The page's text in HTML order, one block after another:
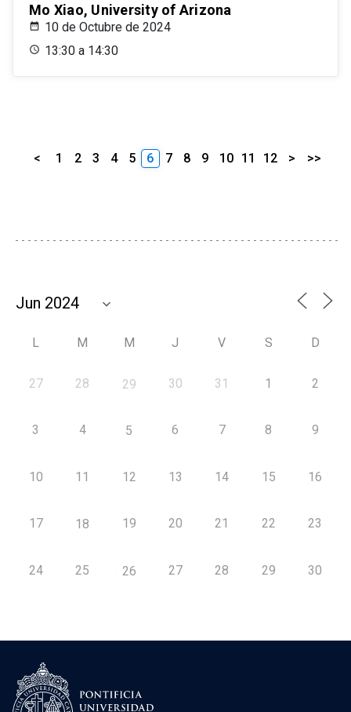
Mo Xiao, University of Arizona
10 de Octubre de 2024
13:30 a 14:30
< 1 2 3 4 5 6 7 8 9 10 11 12 > >>
L M M J V S D
27 28 29 30 31 1 2
3 4 5 6 7 8 9
10 11 12 13 14 15 16
17 18 19 20 21 22 23
24 25 26 27 28 29 30